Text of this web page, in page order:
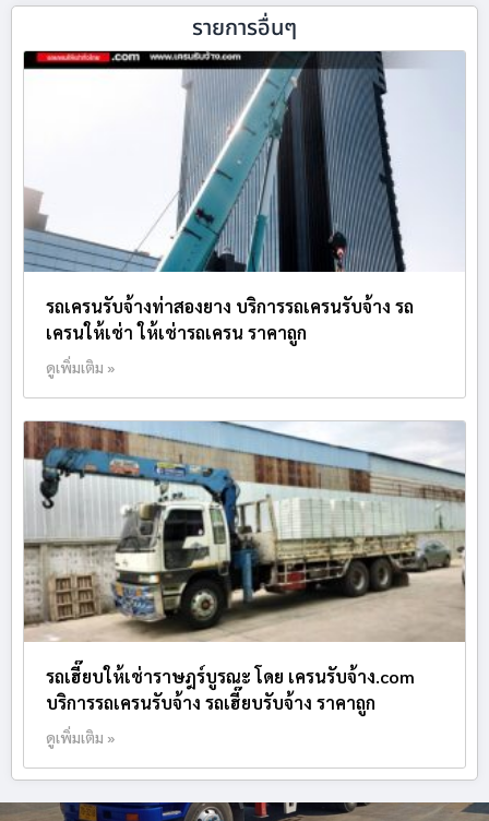
รายการอื่นๆ
รถเครนรับจ้างท่าสองยาง บริการรถเครนรับจ้าง รถ
เครนให้เช่า ให้เช่ารถเครน ราคาถูก
ดูเพิ่มเติม »
รถเฮี๊ยบให้เช่าราษฎร์บูรณะ โดย เครนรับจ้าง.com
บริการรถเครนรับจ้าง รถเฮี๊ยบรับจ้าง ราคาถูก
ดูเพิ่มเติม »